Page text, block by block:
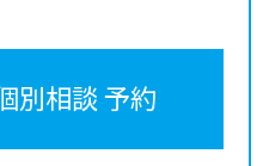
別相談 予約